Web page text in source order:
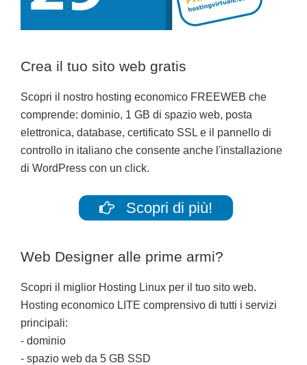
Crea il tuo sito web gratis
Scopri il nostro hosting economico FREEWEB che
comprende: dominio, 1 GB di spazio web, posta
elettronica, database, certificato SSL e il pannello di
controllo in italiano che consente anche l'installazione
di WordPress con un click.
Scopri di più!
Web Designer alle prime armi?
Scopri il miglior Hosting Linux per il tuo sito web.
Hosting economico LITE comprensivo di tutti i servizi
principali:
- dominio
- spazio web da 5 GB SSD